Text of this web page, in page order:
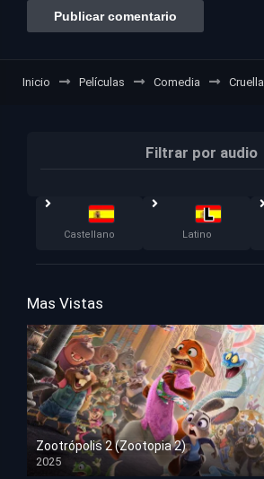
Inicio Películas Comedia Cruella
Filtrar por audio
Castellano Latino
Mas Vistas
Zootrópolis 2 (Zootopia 2)
2025
HD 1080p